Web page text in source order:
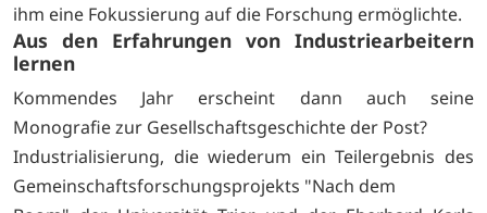
ihm eine Fokussierung auf die Forschung ermöglichte.
Aus den Erfahrungen von Industriearbeitern
lernen
Kommendes Jahr erscheint dann auch seine
Monografie zur Gesellschaftsgeschichte der Post?
Industrialisierung, die wiederum ein Teilergebnis des
Gemeinschaftsforschungsprojekts "Nach dem